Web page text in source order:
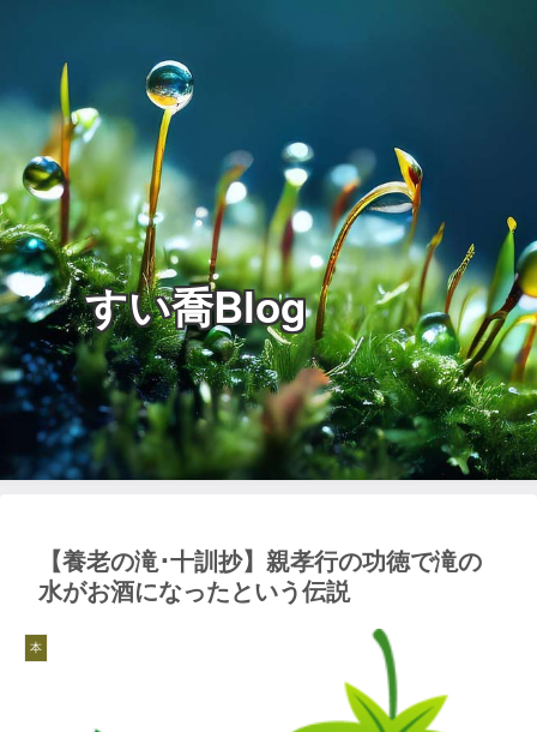
すい喬Blog
【養老の滝･十訓抄】親孝行の功徳で滝の
水がお酒になったという伝説
本